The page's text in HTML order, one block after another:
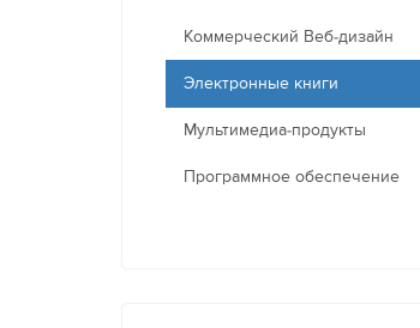
Коммерческий Веб-дизайн
Электронные книги
Мультимедиа-продукты
Программное обеспечение